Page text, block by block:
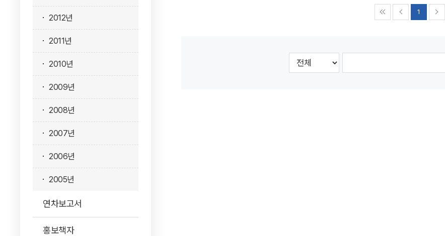
2012년
2011년
2010년
2009년
2008년
2007년
2006년
2005년
연차보고서
홍보책자
1